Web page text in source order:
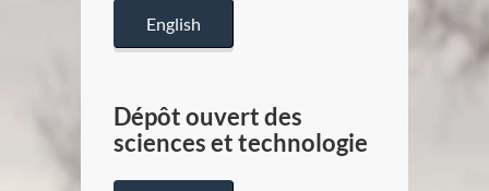
English
Dépôt ouvert des
sciences et technologie